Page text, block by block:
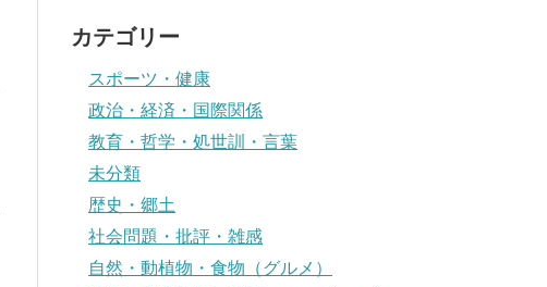
カテゴリー
スポーツ・健康
政治・経済・国際関係
教育・哲学・処世訓・言葉
未分類
歴史・郷土
社会問題・批評・雑感
自然・動植物・食物（グルメ）